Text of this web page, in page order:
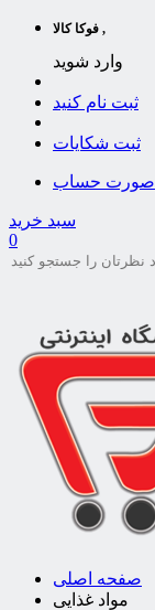
فوکا کالا ,
وارد شوید
ثبت نام کنید
ثبت شکایات
صورت حساب
سبد خرید
0
صفحه اصلی
مواد غذایی